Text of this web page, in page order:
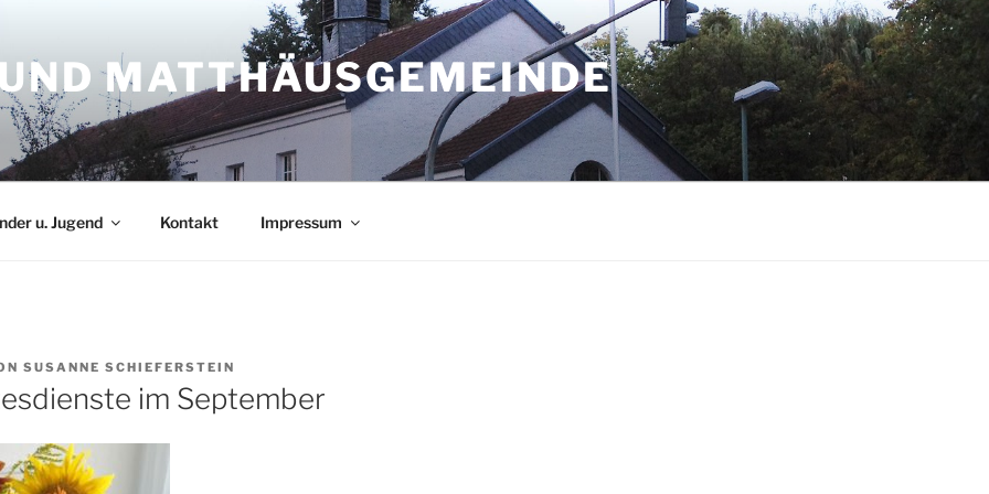
MATTHÄUSGEMEINDE
u. Jugend Kontakt Impressum
SUSANNE SCHIEFERSTEIN
im September